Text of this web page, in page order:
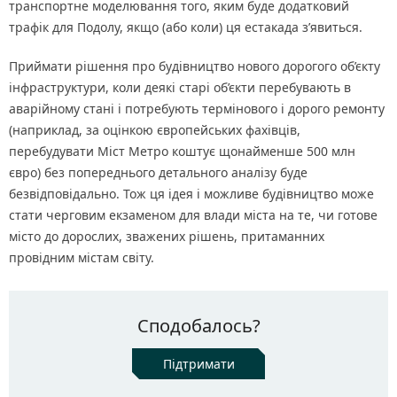
транспортне моделювання того, яким буде додатковий
трафік для Подолу, якщо (або коли) ця естакада з’явиться.
Приймати рішення про будівництво нового дорогого об’єкту
інфраструктури, коли деякі старі об’єкти перебувають в
аварійному стані і потребують термінового і дорого ремонту
(наприклад, за оцінкою європейських фахівців,
перебудувати Міст Метро коштує щонайменше 500 млн
євро) без попереднього детального аналізу буде
безвідповідально. Тож ця ідея і можливе будівництво може
стати черговим екзаменом для влади міста на те, чи готове
місто до дорослих, зважених рішень, притаманних
провідним містам світу.
Сподобалось?
Підтримати